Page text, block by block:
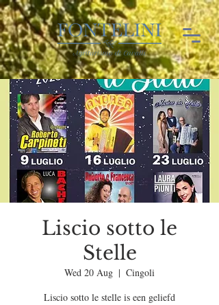
Liscio sotto le
Stelle
Wed 20 Aug
  |
Cingoli
Liscio sotto le stelle is een geliefd